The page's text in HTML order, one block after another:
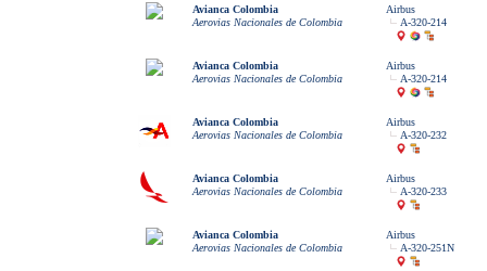
Avianca Colombia
Aerovias Nacionales de Colombia
Airbus
A-320-214
Avianca Colombia
Aerovias Nacionales de Colombia
Airbus
A-320-214
Avianca Colombia
Aerovias Nacionales de Colombia
Airbus
A-320-232
Avianca Colombia
Aerovias Nacionales de Colombia
Airbus
A-320-233
Avianca Colombia
Aerovias Nacionales de Colombia
Airbus
A-320-251N